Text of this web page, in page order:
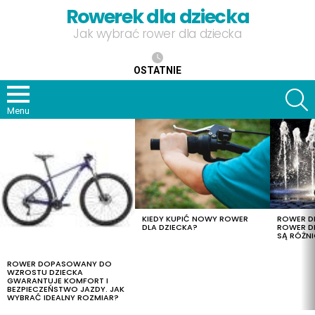
Rowerek dla dziecka
Jak wybrać rower dla dziecka
OSTATNIE
Menu
ROWER DOPASOWANY DO
WZROSTU DZIECKA
GWARANTUJE KOMFORT I
BEZPIECZEŃSTWO JAZDY. JAK
WYBRAĆ IDEALNY ROZMIAR?
KIEDY KUPIĆ NOWY ROWER
DLA DZIECKA?
ROWER
ROWER
SĄ